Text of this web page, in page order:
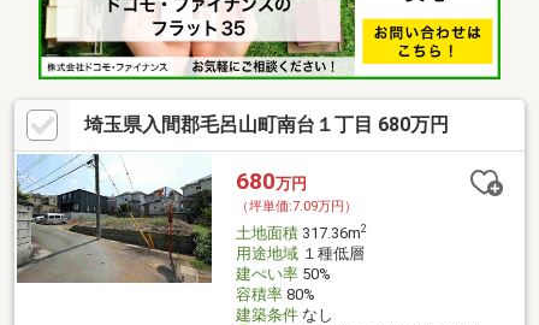
埼玉県入間郡毛呂山町南台１丁目 680万円
680万円
（坪単価:7.09万円）
土地面積317.36m2
用途地域１種低層
建ぺい率50%
容積率80%
建築条件なし